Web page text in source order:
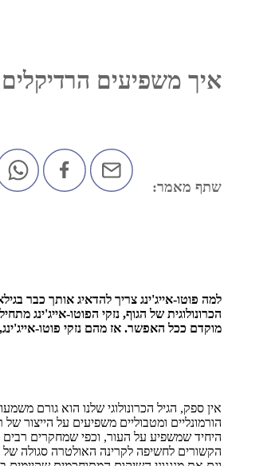
איך משפיעים
שתף מאמר:
למה פוטו-אייג'ינג צריך להדאיג אותך כבר
הכרונולוגית של הגוף, נזקי הפוטו-אייג'ינג
מוקדם ככל האפשר. אז מהם נזקי פוטו-
אין ספק, הגיל הכרונולוגי שלנו הוא גורם
הורמונליים ומטבוליים משפיעים על הייצור
היחיד שמשפיע על העור, וכפי שמחקרים רבים
הקשורים לחשיפה לקרינה האולטרה סגולה